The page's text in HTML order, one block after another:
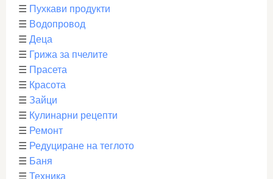
☰ Пухкави продукти
☰ Водопровод
☰ Деца
☰ Грижа за пчелите
☰ Прасета
☰ Красота
☰ Зайци
☰ Кулинарни рецепти
☰ Ремонт
☰ Редуциране на теглото
☰ Баня
☰ Техника